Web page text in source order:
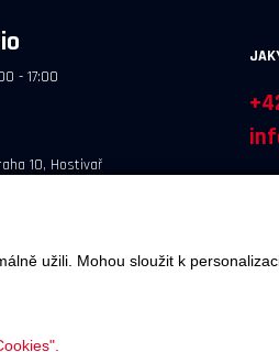
užili. Mohou sloužit k
- 17:00
10, Hostivař